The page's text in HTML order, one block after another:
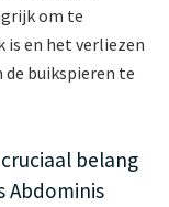
om te
en het verliezen
buikspieren te
belang
Abdominis